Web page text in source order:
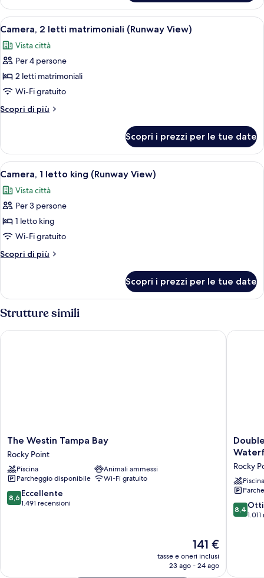
vista
baia
Apri
tutte
le
foto
per
Camera,
2
letti
(Runway
View)
Camera d'albergo con due letti, una
7
Camera, 2 letti matrimoniali (Runway View)
Vista città
Per 4 persone
2 letti matrimoniali
Wi-Fi gratuito
Scopri di più
Altri
2
letti
matrimoniali
View)
Scopri i prezzi per le tue date
Apri
tutte
le
foto
per
Camera,
1
letto
(Runway
View)
Una camera d'albergo con un letto,
8
Camera, 1 letto king (Runway View)
Vista città
Per 3 persone
1 letto king
Wi-Fi gratuito
Scopri di più
Altri
1
letto
king
(Runway
View)
Scopri i prezzi per le tue date
Strutture simili
The
Westin
Tampa
Bay
Rocky
Point
The Westin Tampa Bay
Rocky Point
Piscina
Animali ammessi
Parcheggio disponibile
Wi-Fi gratuito
8.6
su
8,6 Eccellente
1.491 recensioni
Il
prezzo
attuale
141 €
tasse e oneri inclusi
23 ago - 24 ago
The Westin Tampa Bay
by
Tampa
Rocky
Point
Rocky
Rocky
Piscina
8.4
su
8,4